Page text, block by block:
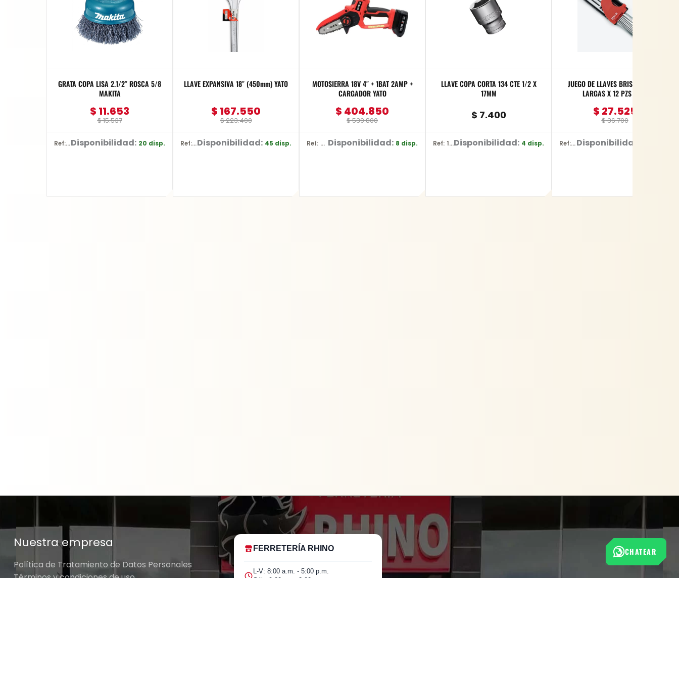
GRATA COPA LISA 2.1/2″ ROSCA 5/8
MAKITA
$15.537
$ 11.653
Ref: D-26515Disponibilidad: 20 disp.
LLAVE EXPANSIVA 18″ (450mm) YATO
$223.400
$ 167.550
Ref: YT-2177Disponibilidad: 45 disp.
MOTOSIERRA 18V 4″ + 1BAT 2AMP +
CARGADOR YATO
$539.800
$ 404.850
Ref: YT-828135 Disponibilidad: 8 disp.
LLAVE COPA CORTA 134 CTE 1/2 X
17MM
$ 7.400
Ref: 13308Disponibilidad: 4 disp.
JUEGO DE LLAVES BRISTOL EXTRA
LARGAS X 12 PZS YATO
$36.700
$ 27.525
Ref: YT-5836Disponibilidad:
Nuestra empresa
Política de Tratamiento de Datos Personales
Términos y condiciones de uso
FERRETERÍA RHINO
L-V: 8:00 a.m. - 5:00 p.m.
Sáb: 9:00 am - 2:00 pm
CHATEAR